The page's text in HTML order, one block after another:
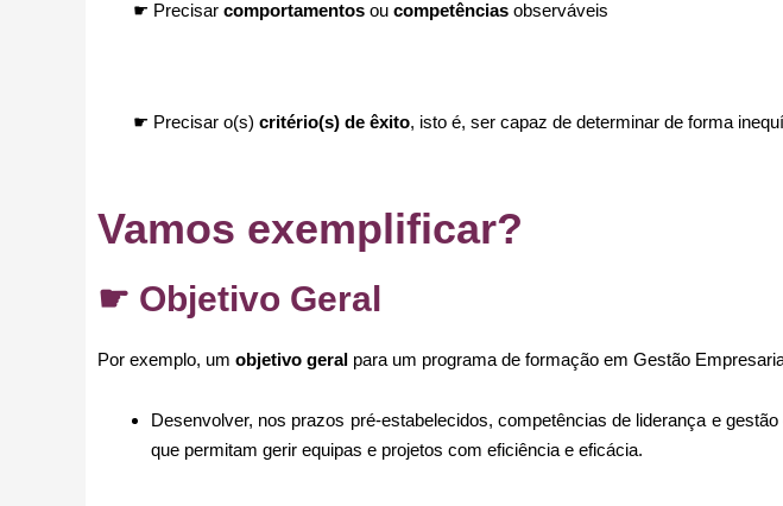
☛ Precisar comportamentos ou competências observáveis
☛ Precisar o(s) critério(s) de êxito, isto é, ser capaz de determinar de forma
Vamos exemplificar?
☛ Objetivo Geral
Por exemplo, um objetivo geral para um programa de formação em Gestão
Desenvolver, nos prazos pré-estabelecidos, competências de liderança e
que permitam gerir equipas e projetos com eficiência e eficácia.